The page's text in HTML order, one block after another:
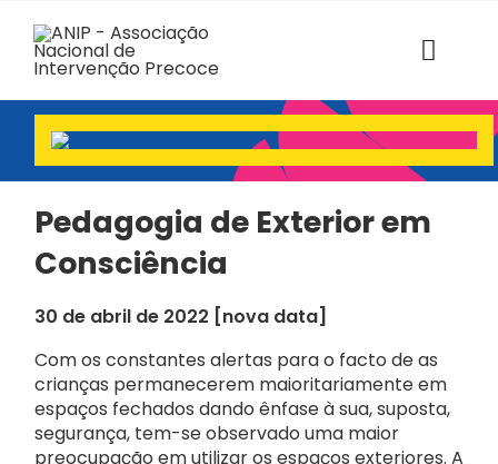
content
ANIP
SABER+ Formação
Florescer
Voz das Famílias
Pedagogia de Exterior em
Consciência
30 de abril de 2022 [nova data]
Com os constantes alertas para o facto de as
crianças permanecerem maioritariamente em
espaços fechados dando ênfase à sua, suposta,
segurança, tem-se observado uma maior
preocupação em utilizar os espaços exteriores. A